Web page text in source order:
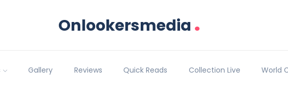
Onlookersmedia .
Gallery Reviews Quick Reads Collection Live World